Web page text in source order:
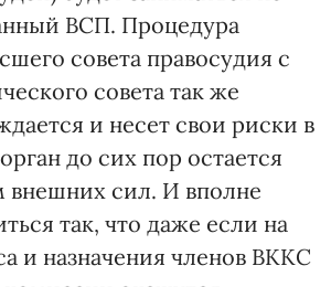
ВСП. Процедура
совета правосудия с
совета так же
и несет свои риски в
до сих пор остается
внешних сил. И вполне
так, что даже если на
и назначения членов ВККС